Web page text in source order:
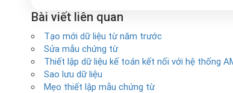
Bài viết liên quan
Tạo mới dữ liệu từ năm trước
Sửa mẫu chứng từ
Thiết lập dữ liệu kế toán kết nối với hệ thống
Sao lưu dữ liệu
Mẹo thiết lập mẫu chứng từ